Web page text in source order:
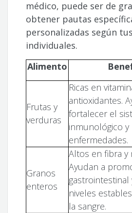
médico, puede ser de
obtener pautas
personalizadas según
individuales.
Alimento
Frutas y
verduras
Ricas en
antioxidantes.
fortalecer el
inmunológico y
enfermedades.
Granos
enteros
Altos en fibra y
Ayudan a
niveles
la sangre.